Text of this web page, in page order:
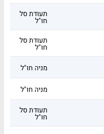
תעודת סל
חו"ל
תעודת סל
חו"ל
מניה חו"ל
מניה חו"ל
תעודת סל
חו"ל